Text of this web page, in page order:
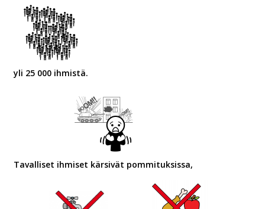
yli 25 000 ihmistä.
Tavalliset ihmiset kärsivät pommituksissa,